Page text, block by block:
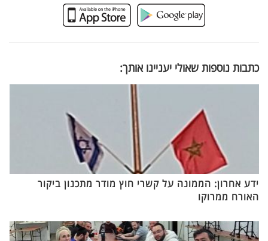
כתבות נוספות שאולי יעניינו אותך:
ידע אחרון: הממונה על קשרי חוץ מודר מתכנון ביקור
האורח ממרוקו